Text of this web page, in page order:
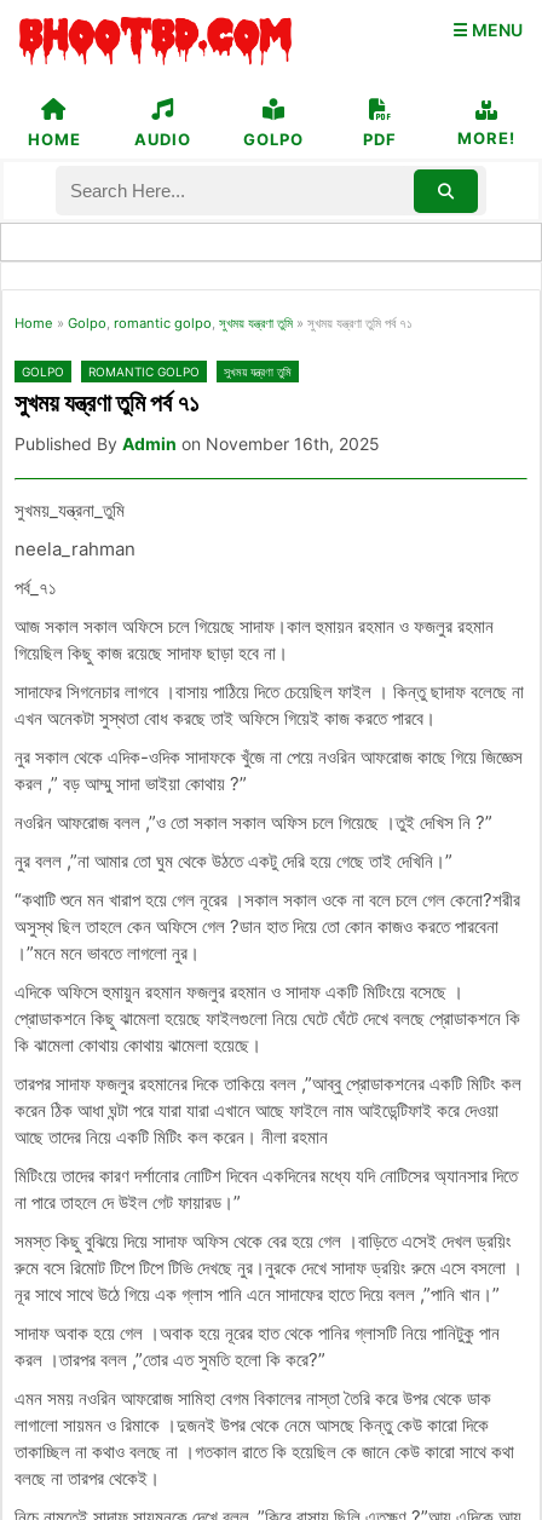
☰ MENU
HOME AUDIO GOLPO PDF MORE!
Home » Golpo, romantic golpo, সুখময় যন্ত্রণা তুমি » সুখময় যন্ত্রণা তুমি পর্ব ৭১
GOLPO ROMANTIC GOLPO সুখময় যন্ত্রণা তুমি
সুখময় যন্ত্রণা তুমি পর্ব ৭১
Published By Admin on November 16th, 2025
সুখময়_যন্ত্রনা_তুমি
neela_rahman
পর্ব_৭১
আজ সকাল সকাল অফিসে চলে গিয়েছে সাদাফ।কাল হুমায়ন রহমান ও ফজলুর রহমান
গিয়েছিল কিছু কাজ রয়েছে সাদাফ ছাড়া হবে না।
সাদাফের সিগনেচার লাগবে ।বাসায় পাঠিয়ে দিতে চেয়েছিল ফাইল । কিন্তু ছাদাফ বলেছে না
এখন অনেকটা সুস্থতা বোধ করছে তাই অফিসে গিয়েই কাজ করতে পারবে।
নুর সকাল থেকে এদিক-ওদিক সাদাফকে খুঁজে না পেয়ে নওরিন আফরোজ কাছে গিয়ে জিজ্ঞেস
করল ,” বড় আম্মু সাদা ভাইয়া কোথায় ?”
নওরিন আফরোজ বলল ,”ও তো সকাল সকাল অফিস চলে গিয়েছে ।তুই দেখিস নি ?”
নুর বলল ,”না আমার তো ঘুম থেকে উঠতে একটু দেরি হয়ে গেছে তাই দেখিনি।”
“কথাটি শুনে মন খারাপ হয়ে গেল নূরের ।সকাল সকাল ওকে না বলে চলে গেল কেনো?শরীর
অসুস্থ ছিল তাহলে কেন অফিসে গেল ?ডান হাত দিয়ে তো কোন কাজও করতে পারবেনা
।”মনে মনে ভাবতে লাগলো নুর।
এদিকে অফিসে হুমায়ুন রহমান ফজলুর রহমান ও সাদাফ একটি মিটিংয়ে বসেছে ।
প্রোডাকশনে কিছু ঝামেলা হয়েছে ফাইলগুলো নিয়ে ঘেটে ঘেঁটে দেখে বলছে প্রোডাকশনে কি
কি ঝামেলা কোথায় কোথায় ঝামেলা হয়েছে।
তারপর সাদাফ ফজলুর রহমানের দিকে তাকিয়ে বলল ,”আব্বু প্রোডাকশনের একটি মিটিং কল
করেন ঠিক আধা ঘন্টা পরে যারা যারা এখানে আছে ফাইলে নাম আইডেন্টিফাই করে দেওয়া
আছে তাদের নিয়ে একটি মিটিং কল করেন। নীলা রহমান
মিটিংয়ে তাদের কারণ দর্শানোর নোটিশ দিবেন একদিনের মধ্যে যদি নোটিসের অ্যানসার দিতে
না পারে তাহলে দে উইল গেট ফায়ারড।”
সমস্ত কিছু বুঝিয়ে দিয়ে সাদাফ অফিস থেকে বের হয়ে গেল ।বাড়িতে এসেই দেখল ড্রয়িং
রুমে বসে রিমোট টিপে টিপে টিভি দেখছে নুর।নুরকে দেখে সাদাফ ড্রয়িং রুমে এসে বসলো ।
নূর সাথে সাথে উঠে গিয়ে এক গ্লাস পানি এনে সাদাফের হাতে দিয়ে বলল ,”পানি খান।”
সাদাফ অবাক হয়ে গেল ।অবাক হয়ে নূরের হাত থেকে পানির গ্লাসটি নিয়ে পানিটুকু পান
করল ।তারপর বলল ,”তোর এত সুমতি হলো কি করে?”
এমন সময় নওরিন আফরোজ সামিহা বেগম বিকালের নাস্তা তৈরি করে উপর থেকে ডাক
লাগালো সায়মন ও রিমাকে ।দুজনই উপর থেকে নেমে আসছে কিন্তু কেউ কারো দিকে
তাকাচ্ছিল না কথাও বলছে না ।গতকাল রাতে কি হয়েছিল কে জানে কেউ কারো সাথে কথা
বলছে না তারপর থেকেই।